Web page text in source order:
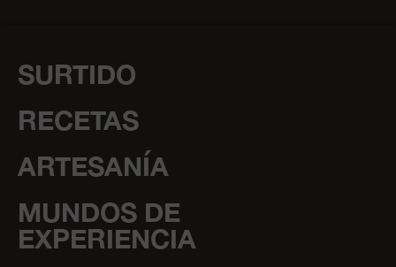
SURTIDO
RECETAS
ARTESANÍA
MUNDOS DE
EXPERIENCIA